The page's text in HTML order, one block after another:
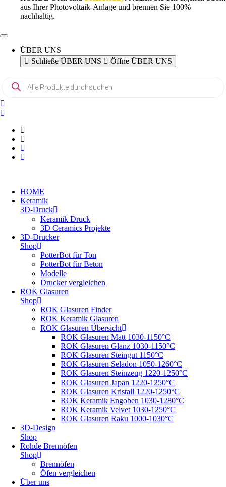
aus Ihrer Photovoltaik-Anlage und brennen Sie 100%
nachhaltig.
ÜBER UNS
Schließe ÜBER UNS
Öffne ÜBER UNS
Products
search
HOME
Keramik
3D-Druck
Keramik Druck
3D Ceramics Projekte
3D-Drucker
Shop
PotterBot für Ton
PotterBot für Beton
Modelle
Drucker vergleichen
ROK Glasuren
Shop
ROK Glasuren Finder
ROK Keramik Glasuren
ROK Glasuren Übersicht
ROK Glasuren Matt 1030-1150°C
ROK Glasuren Glanz 1030-1150°C
ROK Glasuren Steingut 1150°C
ROK Glasuren Seladon 1050-1260°C
ROK Glasuren Steinzeug 1220-1250°C
ROK Glasuren Japan 1220-1250°C
ROK Glasuren Kristall 1220-1250°C
ROK Keramik Engoben 1030-1280°C
ROK Keramik Velvet 1030-1250°C
ROK Glasuren Raku 1000-1030°C
3D-Design
Shop
Rohde Brennöfen
Shop
Brennöfen
Öfen vergleichen
Über uns